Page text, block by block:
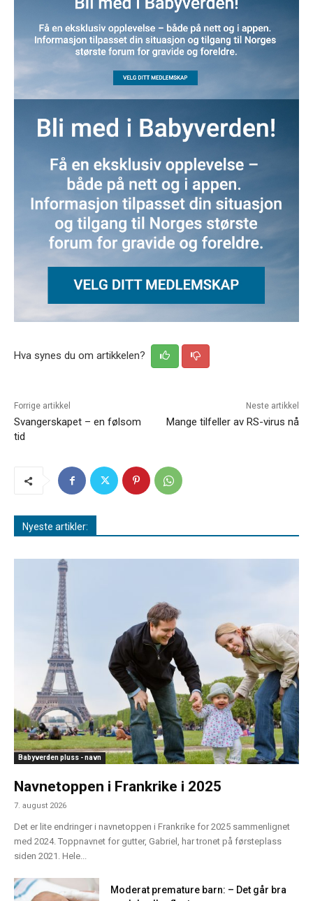
Hva synes du om artikkelen?
Forrige artikkel
Svangerskapet – en følsom
tid
Neste artikkel
Mange tilfeller av RS-virus nå
Nyeste artikler:
Babyverden pluss - navn
Navnetoppen i Frankrike i 2025
7. august 2026
Det er lite endringer i navnetoppen i Frankrike for 2025 sammenlignet
med 2024. Toppnavnet for gutter, Gabriel, har tronet på førsteplass
siden 2021. Hele...
Moderat premature barn: – Det går bra